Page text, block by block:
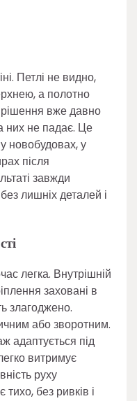
Петлі не видно,
а полотно
рішення вже давно
них не падає. Це
у новобудовах, у
після
завжди
лишніх деталей і
легка. Внутрішній
заховані в
злагоджено.
або зворотним.
адаптується під
витримує
руху
без ривків і